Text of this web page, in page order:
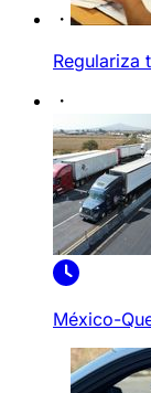
Regulariza
México-